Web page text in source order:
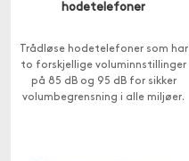
hodetelefoner
Trådløse hodetelefoner som har
to forskjellige voluminnstillinger
på 85 dB og 95 dB for sikker
volumbegrensning i alle miljøer.